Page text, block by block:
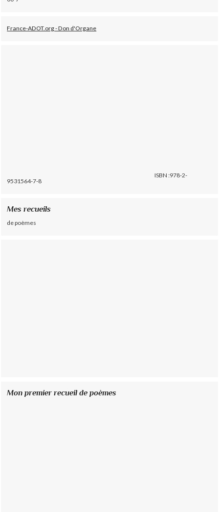
France-ADOT.org - Don d'Organe
ISBN :978-2-
9531564-7-8
Mes recueils
de poèmes
Mon premier recueil de poèmes